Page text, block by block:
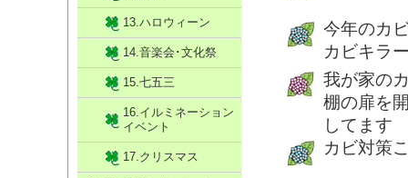
今年のカ
カビキラ
我が家の
棚の扉を
してます
カビ対策
13.ハロウィーン
14.音楽会･文化祭
15.七五三
16.イルミネーション
イベント
17.クリスマス